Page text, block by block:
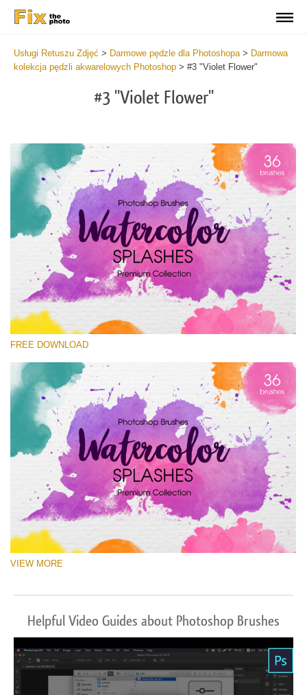
Usługi Retuszu Zdjęć > Darmowe pędzle dla Photoshopa> Darmowa
kolekcja pędzli akwarelowych Photoshop > #3 "Violet Flower"
#3 "Violet Flower"
Proszę wybrać
Watercolor Splashes
(36 Ps Brushes)
Darmowe Pobieranie
FREE DOWNLOAD
VIEW MORE
Helpful Video Guides about Photoshop Brushes